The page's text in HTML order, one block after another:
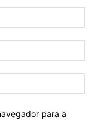
para a